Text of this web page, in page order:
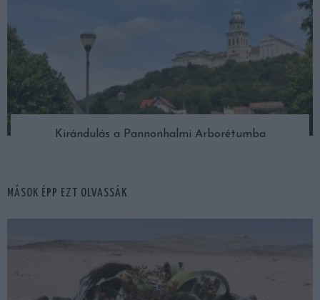
Kirándulás a Pannonhalmi Arborétumba
MÁSOK ÉPP EZT OLVASSÁK